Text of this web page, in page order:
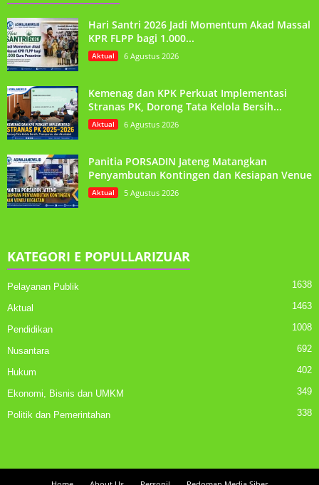
Hari Santri 2026 Jadi Momentum Akad Massal
KPR FLPP bagi 1.000...
Aktual 6 Agustus 2026
Kemenag dan KPK Perkuat Implementasi
Stranas PK, Dorong Tata Kelola Bersih...
Aktual 6 Agustus 2026
Panitia PORSADIN Jateng Matangkan
Penyambutan Kontingen dan Kesiapan Venue
Aktual 5 Agustus 2026
KATEGORI E POPULLARIZUAR
Pelayanan Publik 1638
Aktual 1463
Pendidikan 1008
Nusantara 692
Hukum 402
Ekonomi, Bisnis dan UMKM 349
Politik dan Pemerintahan 338